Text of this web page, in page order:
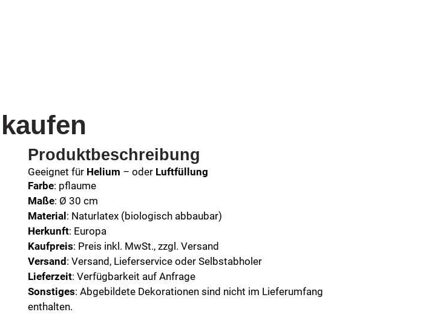
Produktbeschreibung
Geeignet für Helium – oder Luftfüllung
Farbe: pflaume
Maße: Ø 30 cm
Material : Naturlatex (biologisch abbaubar)
Herkunft: Europa
Kaufpreis: Preis inkl. MwSt., zzgl. Versand
Versand : Versand, Lieferservice oder Selbstabholer
Lieferzeit: Verfügbarkeit auf Anfrage
Sonstiges: Abgebildete Dekorationen sind nicht im Lieferumfang
enthalten.